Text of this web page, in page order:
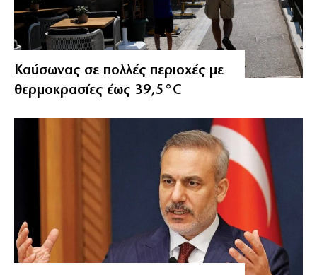
Καύσωνας σε πολλές περιοχές με
θερμοκρασίες έως 39,5°C